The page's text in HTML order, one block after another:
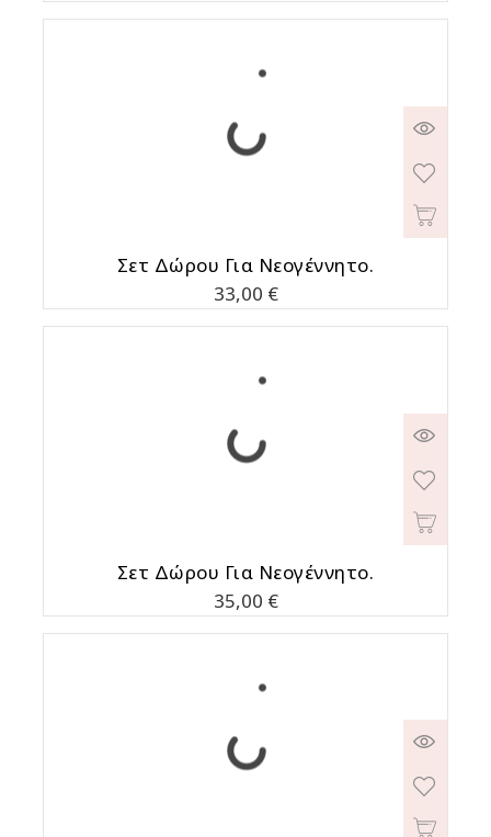
Σετ Δώρου Για Νεογέννητο.
Τιμή
33,00 €
Σετ Δώρου Για Νεογέννητο.
Τιμή
35,00 €